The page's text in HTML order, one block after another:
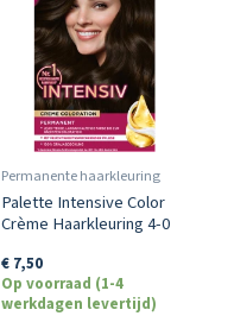
Permanente haarkleuring
Palette Intensive Color
Crème Haarkleuring 4-0
€7,50
Op voorraad (1-4
werkdagen levertijd)